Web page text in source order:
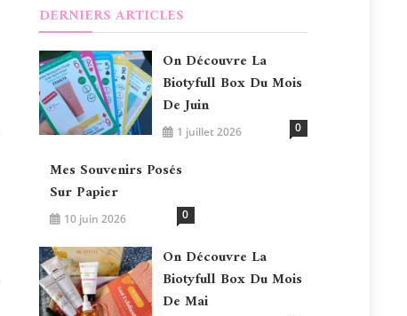
DERNIERS ARTICLES
On Découvre La
Biotyfull Box Du Mois
De Juin
1 juillet 2026 0
Mes Souvenirs Posés
Sur Papier
10 juin 2026 0
On Découvre La
Biotyfull Box Du Mois
De Mai